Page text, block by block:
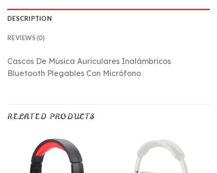
DESCRIPTION
REVIEWS (0)
Cascos De Música Auriculares Inalámbricos
Bluetooth Plegables Con Micrófono
RELATED PRODUCTS